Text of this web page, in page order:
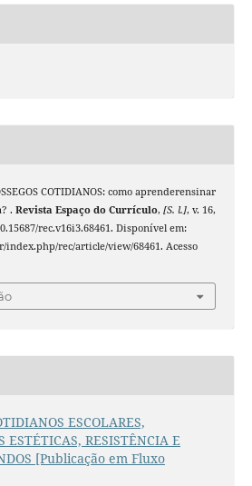
COTIDIANOS: como aprenderensinar
. Revista Espaço do Currículo, [S. l.], v. 16,
rec.v16i3.68461. Disponível em:
rec/article/view/68461. Acesso
ESCOLARES,
ESTÉTICAS, RESISTÊNCIA E
[Publicação em Fluxo